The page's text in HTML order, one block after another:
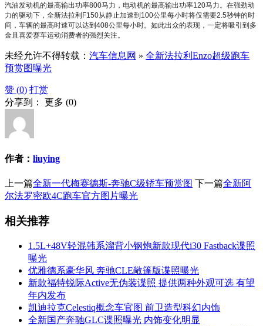
汽油发动机的最高输出功率800马力，电动机的最高输出功率120马力。在强劲动
力的驱动下，全新法拉利F150从静止加速到100公里每小时将仅需要2.5秒钟的时
间，车辆的最高时速可以达到408公里每小时。如此出众的表现，一定将吸引到多
金且喜爱赛车运动消费者的强烈关注。
未经允许不得转载： 汽车信息网 » 全新法拉利Enzo超级跑车
预赏图曝光
赞 (0) 打赏
分享到： 更多 (0)
作者： liuying
上一篇全新一代梅赛德斯-奔驰C级轿车预赏图 下一篇全新阿
尔法罗密欧4C跑车官方图片曝光
相关推荐
1.5L+48V轻混韩系溜背小钢炮新款现代i30 Fastback谍照
曝光
优雅德系豪华风 奔驰CLE敞篷版谍照曝光
新款福特锐际Active无伪装谍照 提供两种外观可选 有望
年内发布
凯迪拉克Celestiq概念车官图 前卫造型科幻内饰
全新国产奔驰GLC谍照曝光 内饰变化明显